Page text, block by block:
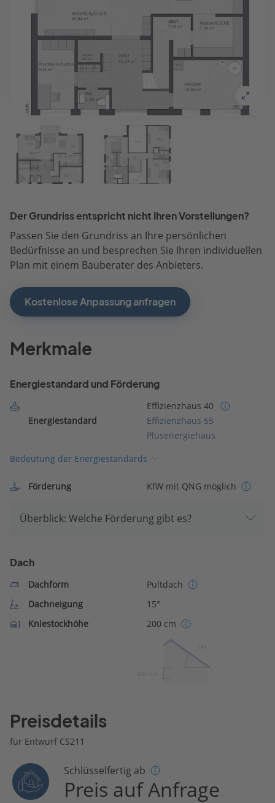
Der Grundriss entspricht nicht Ihren Vorstellungen?
Passen Sie den Grundriss an Ihre persönlichen
Bedürfnisse an und besprechen Sie Ihren individuellen
Plan mit einem Bauberater des Anbieters.
Kostenlose Anpassung anfragen
Merkmale
Energiestandard und Förderung
Energiestandard
Effizienzhaus 40
Effizienzhaus 55
Plusenergiehaus
Bedeutung der Energiestandards
Förderung KfW mit QNG möglich
Überblick: Welche Förderung gibt es?
Dach
Dachform
Pultdach
Dachneigung
15°
Kniestockhöhe
200 cm
Preisdetails
für Entwurf CS211
Schlüsselfertig ab
Preis auf Anfrage